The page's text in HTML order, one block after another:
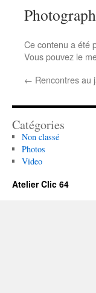
Ce contenu a été
Vous pouvez le
← Rencontres au
Catégories
Non classé
Photos
Video
Atelier Clic 64